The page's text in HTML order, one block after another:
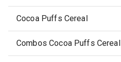
Cocoa Puffs Cereal
Combos Cocoa Puffs Cereal